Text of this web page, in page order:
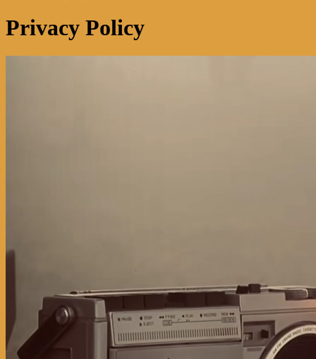
Privacy Policy